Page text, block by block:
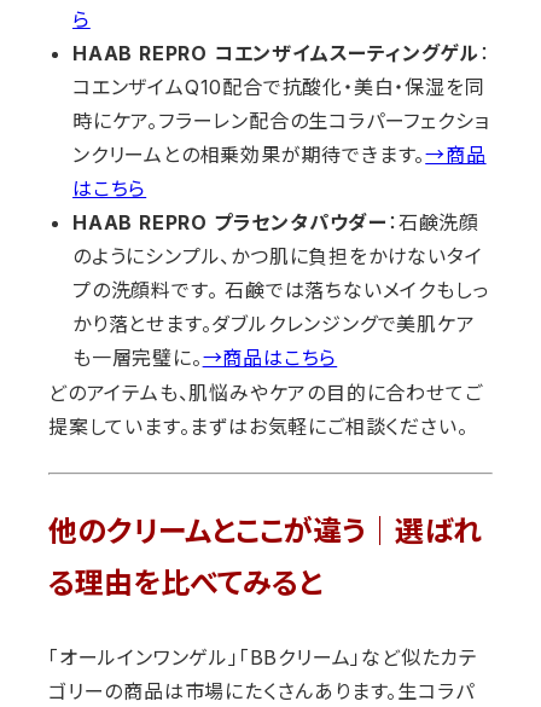
ら
HAAB REPRO コエンザイムスーティングゲル ：
コエンザイムQ10配合で抗酸化・美白・保湿を同
時にケア。フラーレン配合の生コラパーフェクショ
ンクリームとの相乗効果が期待できます。→商品
はこちら
HAAB REPRO プラセンタパウダー ：石鹸洗顔
のようにシンプル、かつ肌に負担をかけないタイ
プの洗顔料です。 石鹸では落ちないメイクもしっ
かり落とせます。ダブルクレンジングで美肌ケア
も一層完璧に。→商品はこちら
どのアイテムも、肌悩みやケアの目的に合わせてご
提案しています。まずはお気軽にご相談ください。
他のクリームとここが違う｜選ばれ
る理由を比べてみると
「オールインワンゲル」「BBクリーム」など似たカテ
ゴリーの商品は市場にたくさんあります。生コラパ